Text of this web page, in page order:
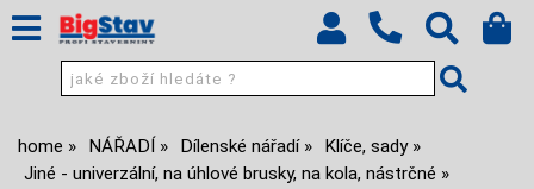
home NÁŘADÍ Dílenské nářadí
Klíče, sady
Jiné - univerzální, na úhlové brusky, na kola, nástrčné